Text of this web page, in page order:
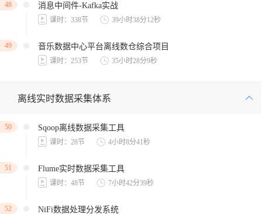
48 消息中间件-Kafka实战
课时：338节 39小时38分12秒
49 音乐数据中心平台离线数仓综合项目
课时：253节 35小时28分9秒
离线实时数据采集体系
50 Sqoop离线数据采集工具
课时：28节 4小时8分41秒
51 Flume实时数据采集工具
课时：48节 7小时42分39秒
52 NiFi数据处理分发系统